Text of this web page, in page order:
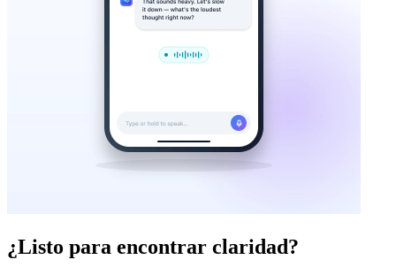
¿Listo para encontrar claridad?